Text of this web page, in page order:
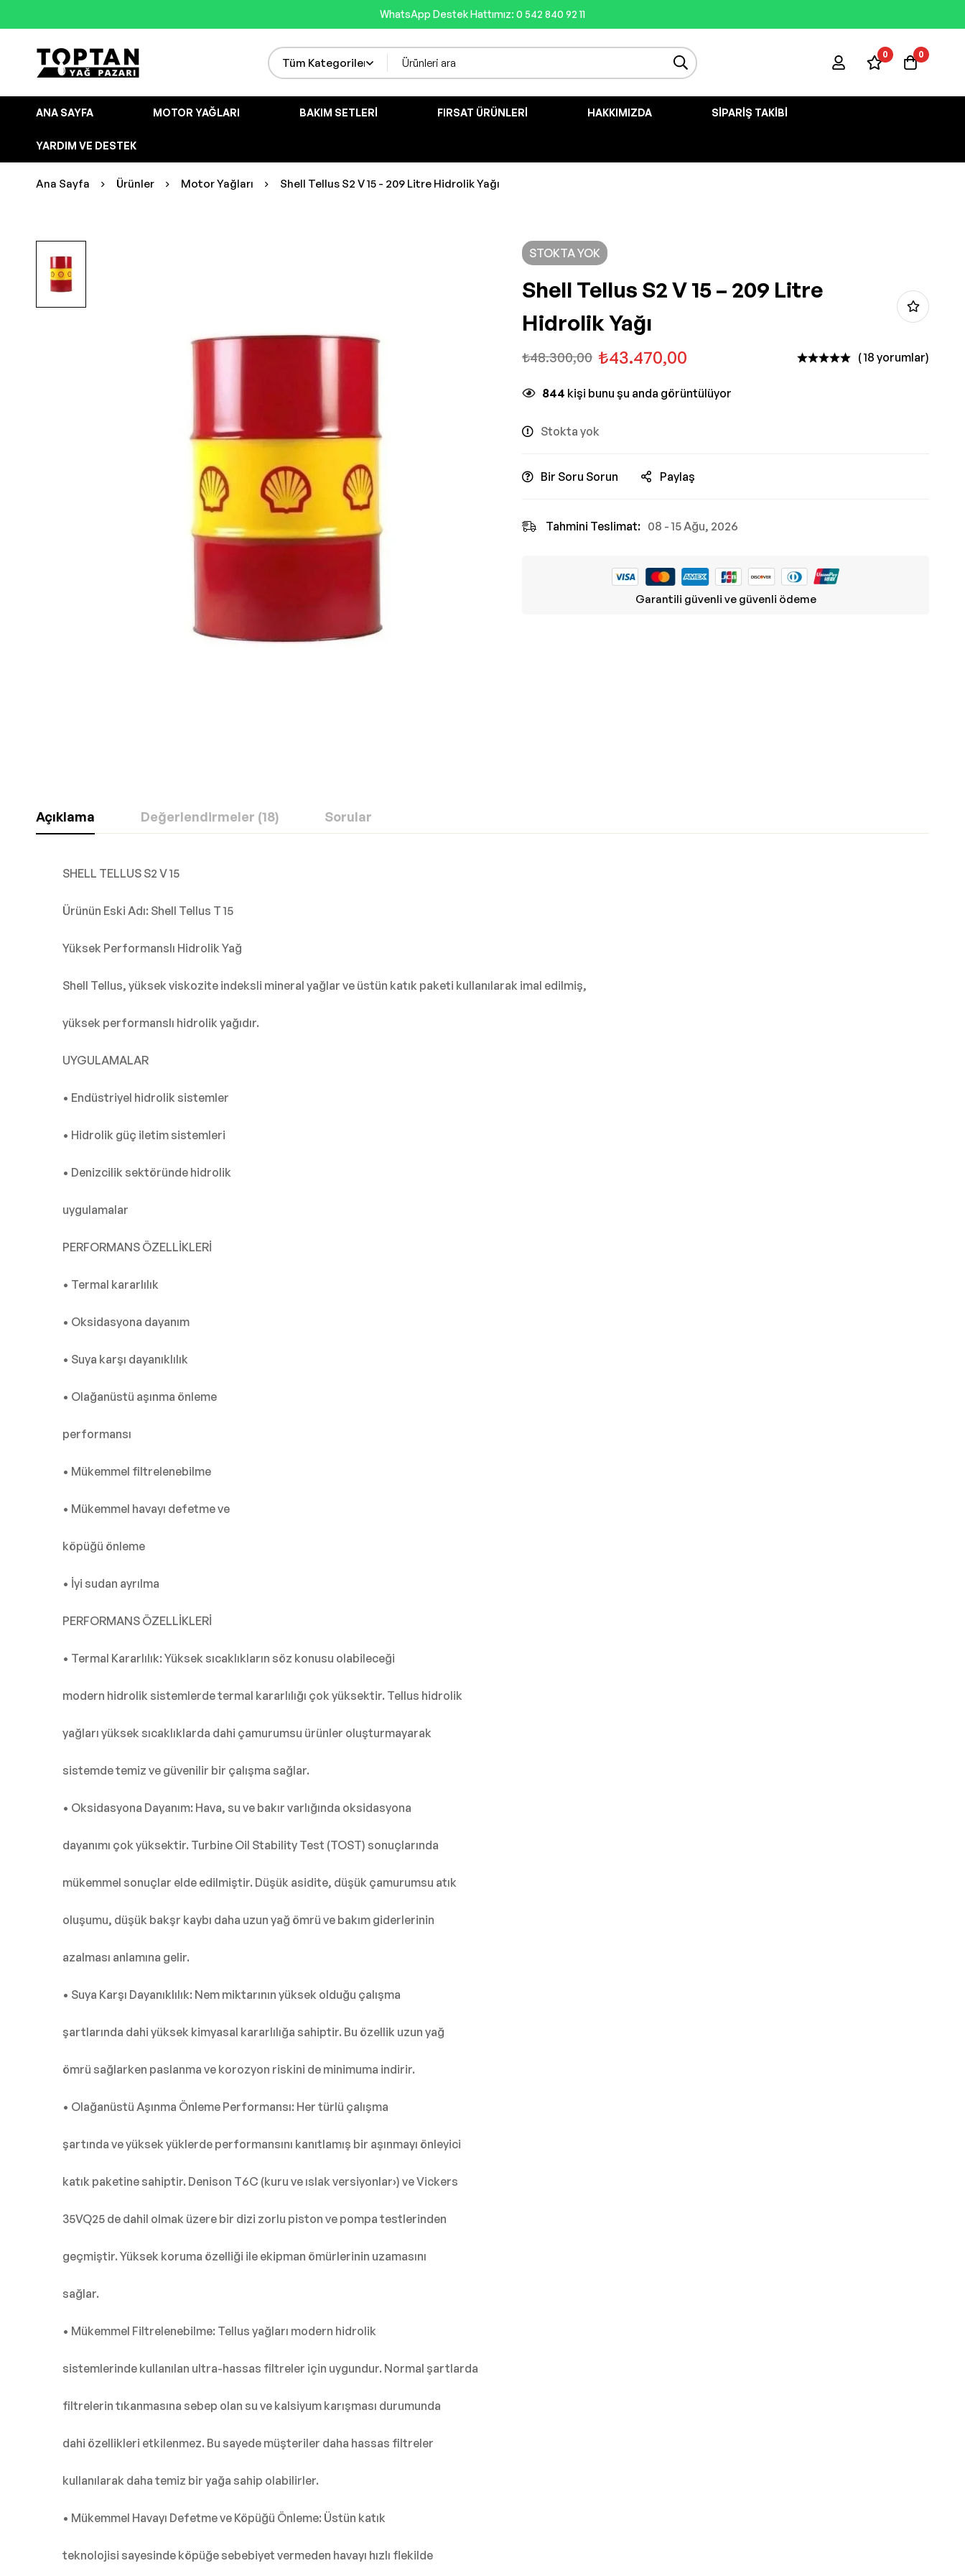
WhatsApp Destek Hattımız: 0 542 840 92 11
0 0
ANA SAYFA MOTOR YAĞLARI BAKIM SETLERI FIRSAT ÜRÜNLERI HAKKIMIZDA SIPARIŞ TAKIBI
YARDIM VE DESTEK
Ana Sayfa Ürünler Motor Yağları Shell Tellus S2 V 15 - 209 Litre Hidrolik Yağı
STOKTA YOK
Shell Tellus S2 V 15 – 209 Litre
Hidrolik Yağı
₺48.300,00 ₺43.470,00 ( 18 yorumlar)
844 kişi bunu şu anda görüntülüyor
Stokta yok
Bir Soru Sorun Paylaş
Tahmini Teslimat: 08 - 15 Ağu, 2026
Garantili güvenli ve güvenli ödeme
Açıklama Değerlendirmeler (18) Sorular
SHELL TELLUS S2 V 15
Ürünün Eski Adı: Shell Tellus T 15
Yüksek Performanslı Hidrolik Yağ
Shell Tellus, yüksek viskozite indeksli mineral yağlar ve üstün katık paketi kullanılarak imal edilmiş,
yüksek performanslı hidrolik yağıdır.
UYGULAMALAR
• Endüstriyel hidrolik sistemler
• Hidrolik güç iletim sistemleri
• Denizcilik sektöründe hidrolik
uygulamalar
PERFORMANS ÖZELLİKLERİ
• Termal kararlılık
• Oksidasyona dayanım
• Suya karşı dayanıklılık
• Olağanüstü aşınma önleme
performansı
• Mükemmel filtrelenebilme
• Mükemmel havayı defetme ve
köpüğü önleme
• İyi sudan ayrılma
PERFORMANS ÖZELLİKLERİ
• Termal Kararlılık: Yüksek sıcaklıkların söz konusu olabileceği
modern hidrolik sistemlerde termal kararlılığı çok yüksektir. Tellus hidrolik
yağları yüksek sıcaklıklarda dahi çamurumsu ürünler oluşturmayarak
sistemde temiz ve güvenilir bir çalışma sağlar.
• Oksidasyona Dayanım: Hava, su ve bakır varlığında oksidasyona
dayanımı çok yüksektir. Turbine Oil Stability Test (TOST) sonuçlarında
mükemmel sonuçlar elde edilmiştir. Düşük asidite, düşük çamurumsu atık
oluşumu, düşük bakşr kaybı daha uzun yağ ömrü ve bakım giderlerinin
azalması anlamına gelir.
• Suya Karşı Dayanıklılık: Nem miktarının yüksek olduğu çalışma
şartlarında dahi yüksek kimyasal kararlılığa sahiptir. Bu özellik uzun yağ
ömrü sağlarken paslanma ve korozyon riskini de minimuma indirir.
• Olağanüstü Aşınma Önleme Performansı: Her türlü çalışma
şartında ve yüksek yüklerde performansını kanıtlamış bir aşınmayı önleyici
katık paketine sahiptir. Denison T6C (kuru ve ıslak versiyonlar›) ve Vickers
35VQ25 de dahil olmak üzere bir dizi zorlu piston ve pompa testlerinden
geçmiştir. Yüksek koruma özelliği ile ekipman ömürlerinin uzamasını
sağlar.
• Mükemmel Filtrelenebilme: Tellus yağları modern hidrolik
sistemlerinde kullanılan ultra-hassas filtreler için uygundur. Normal şartlarda
filtrelerin tıkanmasına sebep olan su ve kalsiyum karışması durumunda
dahi özellikleri etkilenmez. Bu sayede müşteriler daha hassas filtreler
kullanılarak daha temiz bir yağa sahip olabilirler.
• Mükemmel Havayı Defetme ve Köpüğü Önleme: Üstün katık
teknolojisi sayesinde köpüğe sebebiyet vermeden havayı hızlı flekilde